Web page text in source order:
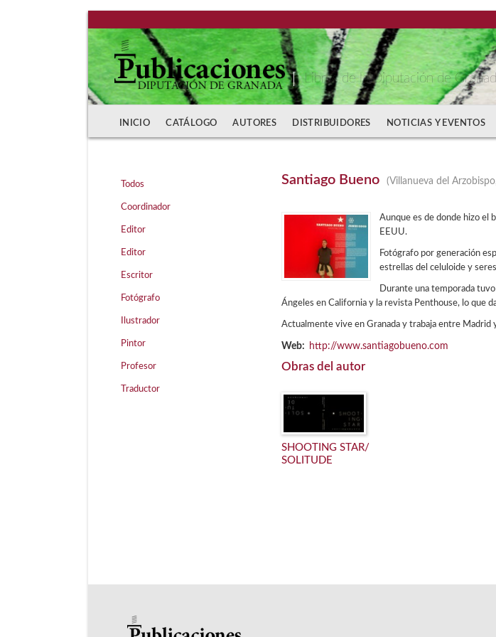
Libros de la Diputación de
INICIO CATÁLOGO AUTORES DISTRIBUIDORES NOTICIAS Y EVENTOS
Todos
Coordinador
Editor
Editor
Escritor
Fotógrafo
Ilustrador
Pintor
Profesor
Traductor
Santiago Bueno (Villanueva del
Aunque es de donde hizo el
EEUU.
Fotógrafo por generación
estrellas del celuloide y
Durante una temporada
Ángeles en California y la revista Penthouse, lo que
Actualmente vive en Granada y trabaja entre Madrid
Web: http://www.santiagobueno.com
Obras del autor
SHOOTING STAR/
SOLITUDE